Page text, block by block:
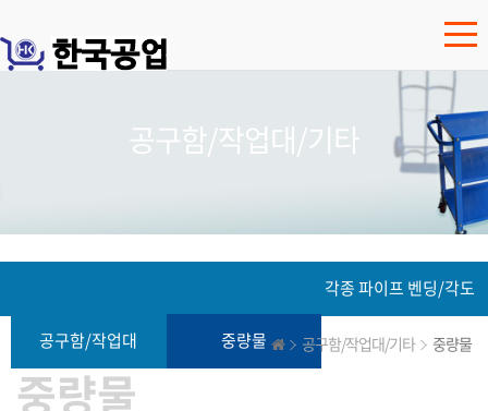
공구함/작업대/기타
공구함/작업대 중량물
각종 파이프 벤딩/각도
절단
공구함/작업대/기타 중량물
중량물